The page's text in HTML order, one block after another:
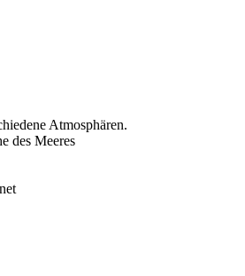
Atmosphären.
des Meeres